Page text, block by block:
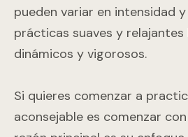
pueden variar en intensidad
prácticas suaves y
dinámicos y vigorosos.
Si quieres comenzar a
aconsejable es comenzar